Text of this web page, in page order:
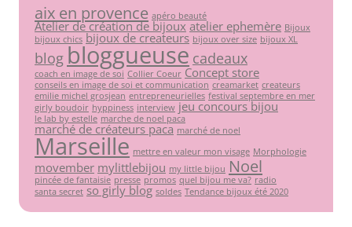
aix en provence apéro beauté
Atelier de création de bijoux atelier ephemère Bijoux
bijoux chics bijoux de createurs bijoux over size bijoux XL
blogbloggueuse cadeaux
coach en image de soi Collier Coeur Concept store
conseils en image de soi et communication creamarket createurs
emilie michel grosjean entrepreneurielles festival septembre en mer
girly boudoir hyppiness interview jeu concours bijou
le lab by estelle marche de noel paca
marché de créateurs paca marché de noel
Marseille mettre en valeur mon visage Morphologie
movember mylittlebijou my little bijou Noel
pincée de fantaisie presse promos quel bijou me va? radio
santa secret so girly blog soldes Tendance bijoux été 2020